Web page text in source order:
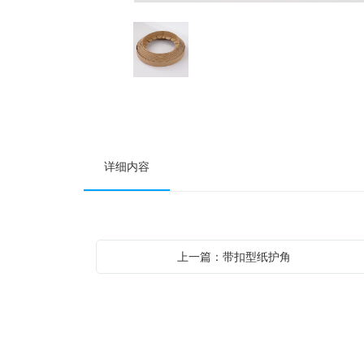
详细内容
上一篇：带扣型纸护角